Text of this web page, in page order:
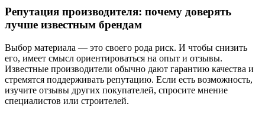
Репутация производителя: почему доверять
лучше известным брендам
Выбор материала — это своего рода риск. И чтобы снизить
его, имеет смысл ориентироваться на опыт и отзывы.
Известные производители обычно дают гарантию качества и
стремятся поддерживать репутацию. Если есть возможность,
изучите отзывы других покупателей, спросите мнение
специалистов или строителей.